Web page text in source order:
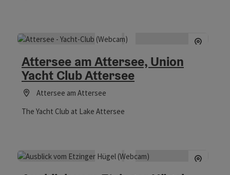
Attersee am Attersee, Union
Yacht Club Attersee
Attersee am Attersee
The Yacht Club at Lake Attersee